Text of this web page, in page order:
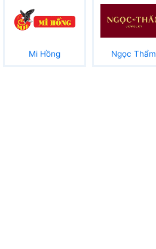
Mi Hồng Ngọc Thẩm